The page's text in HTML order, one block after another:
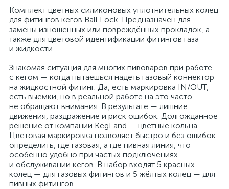
Комплект цветных силиконовых уплотнительных колец
для фитингов кегов Ball Lock. Предназначен для
замены изношенных или повреждённых прокладок, а
также для цветовой идентификации фитингов газа
и жидкости.
Знакомая ситуация для многих пивоваров при работе
с кегом — когда пытаешься надеть газовый коннектор
на жидкостной фитинг. Да, есть маркировка IN/OUT,
есть выемки, но в реальной работе на это часто
не обращают внимания. В результате — лишние
движения, раздражение и риск ошибок. Долгожданное
решение от компании KegLand — цветные кольца.
Цветовая маркировка позволяет быстро и без ошибок
определить, где газовая, а где пивная линия, что
особенно удобно при частых подключениях
и обслуживании кегов. В набор входят 5 красных
колец — для газовых фитингов и 5 жёлтых колец — для
пивных фитингов.